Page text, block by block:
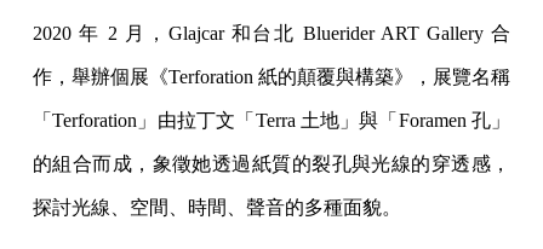
2020 年 2 月，Glajcar 和台北 Bluerider ART Gallery 合
作，舉辦個展《Terforation 紙的顛覆與構築》，展覽名稱
「Terforation」由拉丁文「Terra 土地」與「Foramen 孔」
的組合而成，象徵她透過紙質的裂孔與光線的穿透感，
探討光線、空間、時間、聲音的多種面貌。